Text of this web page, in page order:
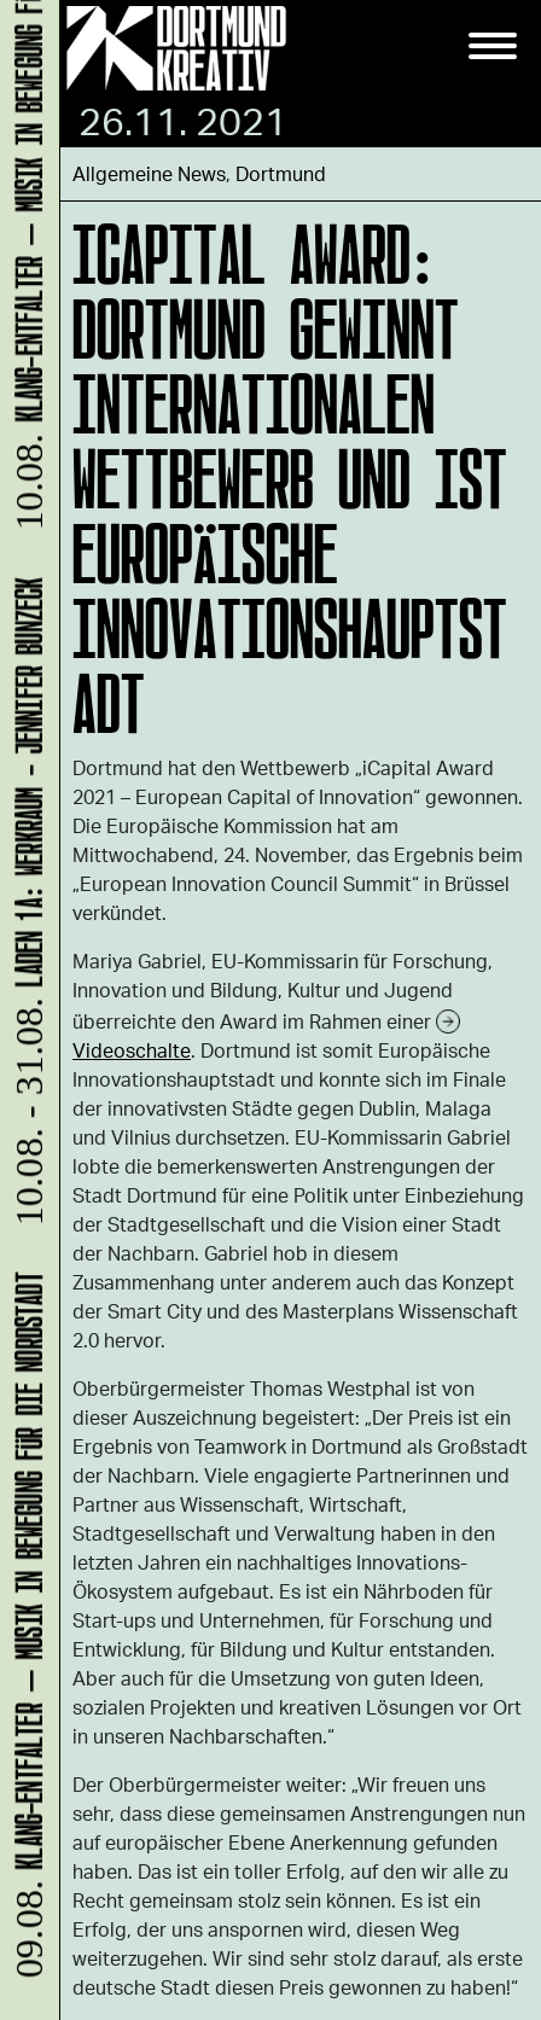
26.11. 2021
Allgemeine News, Dortmund
ICAPITAL AWARD:
DORTMUND GEWINNT
INTERNATIONALEN
WETTBEWERB UND IST
EUROPÄISCHE
INNOVATIONSHAUPTST
ADT
Dortmund hat den Wettbewerb „iCapital Award
2021 – European Capital of Innovation“ gewonnen.
Die Europäische Kommission hat am
Mittwochabend, 24. November, das Ergebnis beim
„European Innovation Council Summit“ in Brüssel
verkündet.
Mariya Gabriel, EU-Kommissarin für Forschung,
Innovation und Bildung, Kultur und Jugend
überreichte den Award im Rahmen einer
Videoschalte. Dortmund ist somit Europäische
Innovationshauptstadt und konnte sich im Finale
der innovativsten Städte gegen Dublin, Malaga
und Vilnius durchsetzen. EU-Kommissarin Gabriel
lobte die bemerkenswerten Anstrengungen der
Stadt Dortmund für eine Politik unter Einbeziehung
der Stadtgesellschaft und die Vision einer Stadt
der Nachbarn. Gabriel hob in diesem
Zusammenhang unter anderem auch das Konzept
der Smart City und des Masterplans Wissenschaft
2.0 hervor.
Oberbürgermeister Thomas Westphal ist von
dieser Auszeichnung begeistert: „Der Preis ist ein
Ergebnis von Teamwork in Dortmund als Großstadt
der Nachbarn. Viele engagierte Partnerinnen und
Partner aus Wissenschaft, Wirtschaft,
Stadtgesellschaft und Verwaltung haben in den
letzten Jahren ein nachhaltiges Innovations-
Ökosystem aufgebaut. Es ist ein Nährboden für
Start-ups und Unternehmen, für Forschung und
Entwicklung, für Bildung und Kultur entstanden.
Aber auch für die Umsetzung von guten Ideen,
sozialen Projekten und kreativen Lösungen vor Ort
in unseren Nachbarschaften.“
Der Oberbürgermeister weiter: „Wir freuen uns
sehr, dass diese gemeinsamen Anstrengungen nun
auf europäischer Ebene Anerkennung gefunden
haben. Das ist ein toller Erfolg, auf den wir alle zu
Recht gemeinsam stolz sein können. Es ist ein
Erfolg, der uns anspornen wird, diesen Weg
weiterzugehen. Wir sind sehr stolz darauf, als erste
deutsche Stadt diesen Preis gewonnen zu haben!“
09.08.
KLANG-ENTFALTER – MUSIK IN BEWEGUNG FÜR DIE NORDSTADT
10.08. - 31.08.
LADEN 1A: WERKRAUM - JENNIFER BUNZECK
10.08.
KLANG-ENTFALTER – MUSIK IN BEWEGUNG FÜR DIE NORDSTADT